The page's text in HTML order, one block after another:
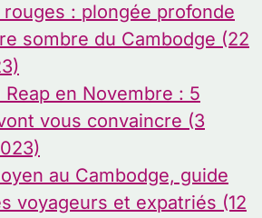
: plongée profonde
sombre du Cambodge (22
en Novembre : 5
vous convaincre (3
au Cambodge, guide
voyageurs et expatriés (12